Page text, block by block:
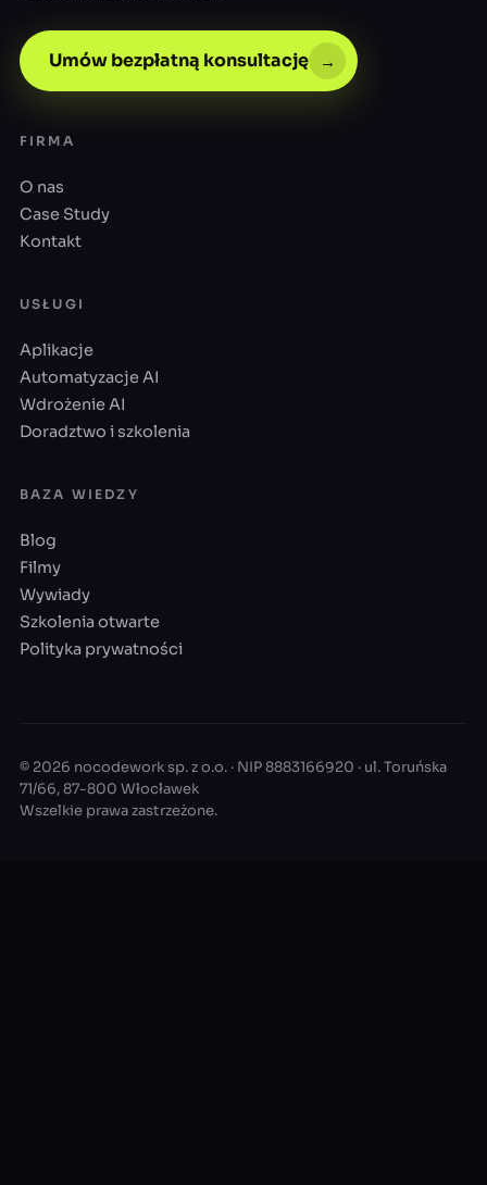
Umów bezpłatną konsultację →
FIRMA
O nas
Case Study
Kontakt
USŁUGI
Aplikacje
Automatyzacje AI
Wdrożenie AI
Doradztwo i szkolenia
BAZA WIEDZY
Blog
Filmy
Wywiady
Szkolenia otwarte
Polityka prywatności
© 2026 nocodework sp. z o.o. · NIP 8883166920 · ul. Toruńska
71/66, 87-800 Włocławek
Wszelkie prawa zastrzeżone.